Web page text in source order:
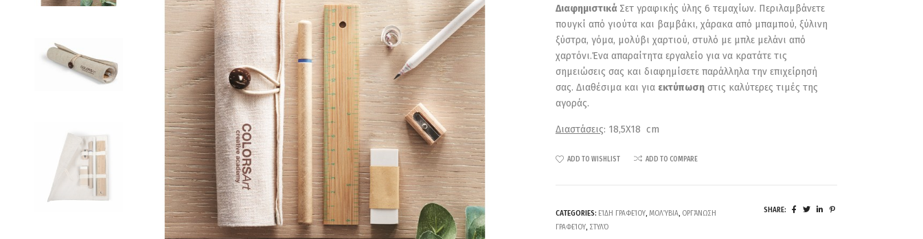
Διαφημιστικά Σετ γραφικής ύλης 6 τεμαχίων. Περιλαμβάνετε
πουγκί από γιούτα και βαμβάκι, χάρακα από μπαμπού, ξύλινη
ξύστρα, γόμα, μολύβι χαρτιού, στυλό με μπλε μελάνι από
χαρτόνι.Ένα απαραίτητα εργαλείο για να κρατάτε τις
σημειώσεις σας και διαφημίσετε παράλληλα την επιχείρησή
σας. Διαθέσιμα και για εκτύπωσηστις καλύτερες τιμές της
αγοράς.
Διαστάσεις: 18,5X18 cm
ADD TO WISHLIST ADD TO COMPARE
CATEGORIES: ΕΊΔΗ ΓΡΑΦΕΊΟΥ, ΜΟΛΎΒΙΑ, ΟΡΓΆΝΩΣΗ
ΓΡΑΦΕΊΟΥ, ΣΤΥΛΌ
SHARE: